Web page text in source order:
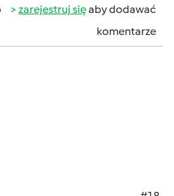
zarejestruj sięaby dodawać
komentarze